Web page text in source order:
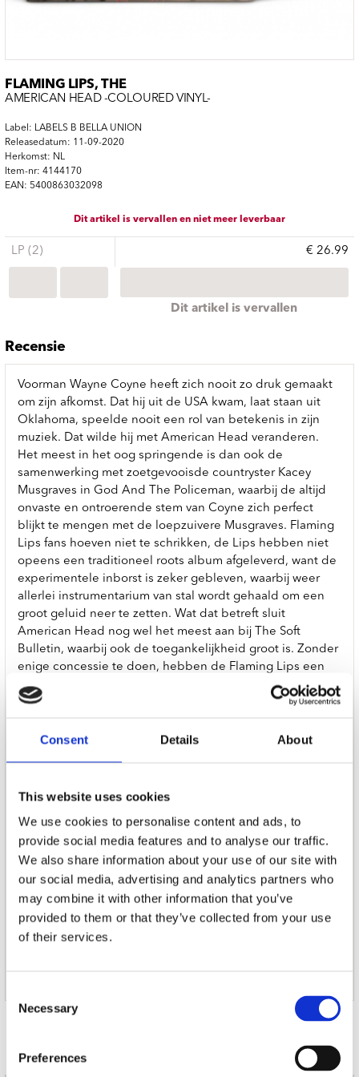
Consent Details About
This website uses cookies
We use cookies to personalise content and ads, to
provide social media features and to analyse our traffic.
We also share information about your use of our site with
our social media, advertising and analytics partners who
may combine it with other information that you’ve
provided to them or that they’ve collected from your use
of their services.
Selection
Necessary
Preferences
FLAMING LIPS, THE
AMERICAN HEAD -COLOURED VINYL-
Label: LABELS B BELLA UNION
Releasedatum: 11-09-2020
Herkomst: NL
Item-nr: 4144170
EAN: 5400863032098
Dit artikel is vervallen en niet meer leverbaar
LP (2) € 26.99
Dit artikel is vervallen
Recensie
Voorman Wayne Coyne heeft zich nooit zo druk gemaakt
om zijn afkomst. Dat hij uit de USA kwam, laat staan uit
Oklahoma, speelde nooit een rol van betekenis in zijn
muziek. Dat wilde hij met American Head veranderen.
Het meest in het oog springende is dan ook de
samenwerking met zoetgevooisde countryster Kacey
Musgraves in God And The Policeman, waarbij de altijd
onvaste en ontroerende stem van Coyne zich perfect
blijkt te mengen met de loepzuivere Musgraves. Flaming
Lips fans hoeven niet te schrikken, de Lips hebben niet
opeens een traditioneel roots album afgeleverd, want de
experimentele inborst is zeker gebleven, waarbij weer
allerlei instrumentarium van stal wordt gehaald om een
groot geluid neer te zetten. Wat dat betreft sluit
American Head nog wel het meest aan bij The Soft
Bulletin, waarbij ook de toegankelijkheid groot is. Zonder
enige concessie te doen, hebben de Flaming Lips een
traditionelere basis weten te gebruiken om opnieuw een
geweldig album af te leveren.
Door Jurgen Vreugdenhil
Issue 370